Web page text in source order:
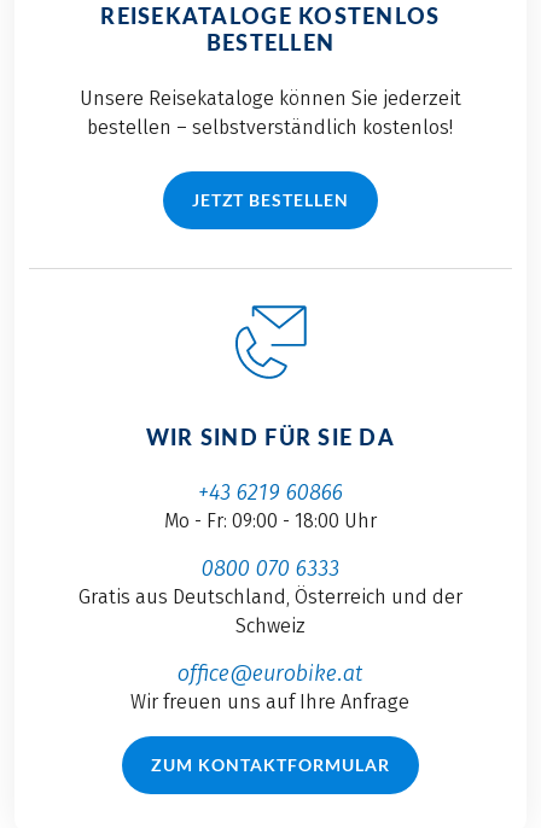
REISEKATALOGE KOSTENLOS
BESTELLEN
Unsere Reisekataloge können Sie jederzeit
bestellen – selbstverständlich kostenlos!
JETZT BESTELLEN
WIR SIND FÜR SIE DA
+43 6219 60866
Mo - Fr: 09:00 - 18:00 Uhr
0800 070 6333
Gratis aus Deutschland, Österreich und der
Schweiz
office@eurobike.at
Wir freuen uns auf Ihre Anfrage
ZUM KONTAKTFORMULAR